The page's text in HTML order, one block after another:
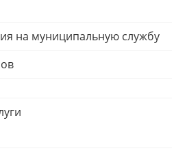
на муниципальную службу